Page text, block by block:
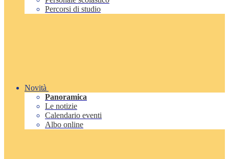
Percorsi di studio
Novità
Panoramica
Le notizie
Calendario eventi
Albo online